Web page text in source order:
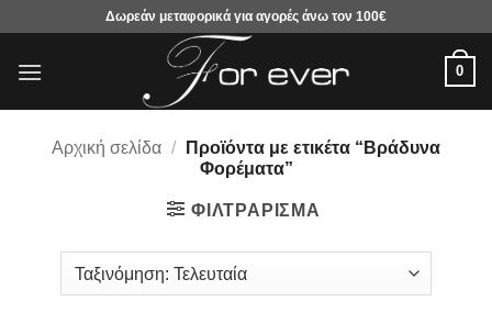
περιεχόμενο
Δωρεάν μεταφορικά για αγορές άνω τον 100€
0
Αρχική σελίδα /
Προϊόντα με ετικέτα “Βράδυνα
Φορέματα”
ΦΙΛΤΡΆΡΙΣΜΑ